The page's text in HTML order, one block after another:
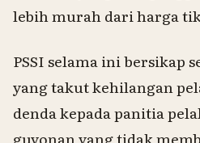
lebih murah dari harga
PSSI selama ini bersikap
yang takut kehilangan
denda kepada panitia